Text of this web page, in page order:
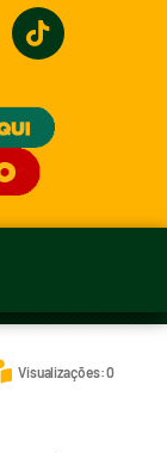
Visualizações: 0